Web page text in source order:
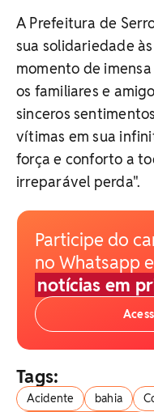
A Prefeitura de
sua solidariedade
momento de
os familiares e
sinceros
vítimas em sua
força e conforto a
irreparável perda".
Participe do
no Whatsapp
notícias em
Tags:
Acidente bahia